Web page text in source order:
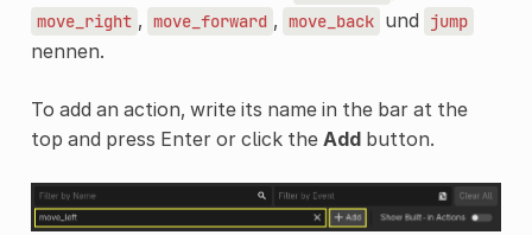
move_right , move_forward , move_back und jump
nennen.
To add an action, write its name in the bar at the
top and press Enter or click the Addbutton.